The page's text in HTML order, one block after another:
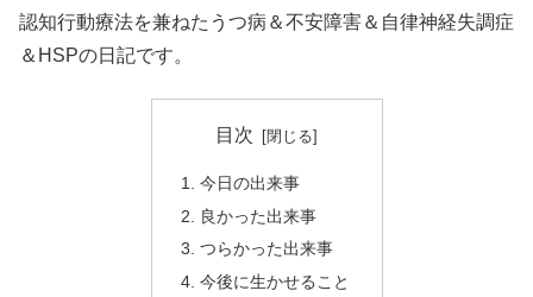
認知行動療法を兼ねたうつ病＆不安障害＆自律神経失調症
＆HSPの日記です。
目次
今日の出来事
良かった出来事
つらかった出来事
今後に生かせること